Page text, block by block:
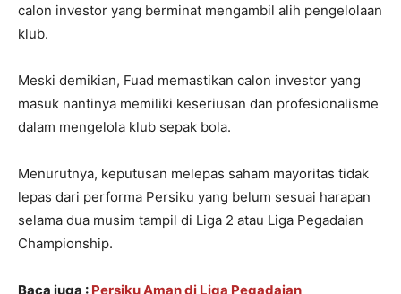
calon investor yang berminat mengambil alih pengelolaan
klub.
Meski demikian, Fuad memastikan calon investor yang
masuk nantinya memiliki keseriusan dan profesionalisme
dalam mengelola klub sepak bola.
Menurutnya, keputusan melepas saham mayoritas tidak
lepas dari performa Persiku yang belum sesuai harapan
selama dua musim tampil di Liga 2 atau Liga Pegadaian
Championship.
Baca juga : Persiku Aman di Liga Pegadaian